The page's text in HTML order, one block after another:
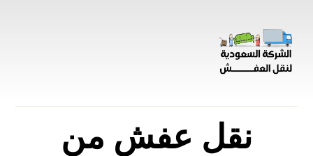
نقل عفش من